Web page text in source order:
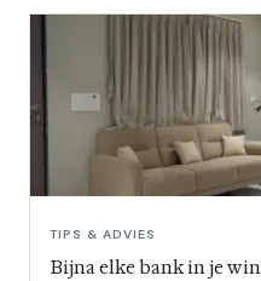
TIPS & ADVIES
Bijna elke bank in je